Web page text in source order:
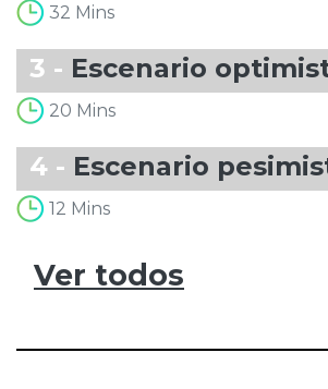
32 Mins
3 - Escenario
20 Mins
4 - Escenario
12 Mins
Ver todos